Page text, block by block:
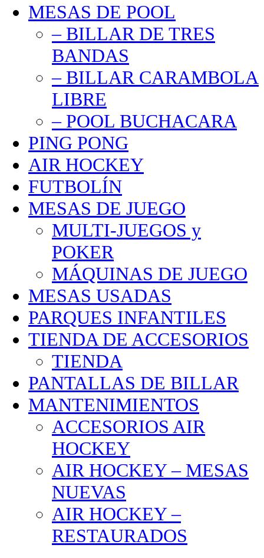
MESAS DE POOL
– BILLAR DE TRES
BANDAS
– BILLAR CARAMBOLA
LIBRE
– POOL BUCHACARA
PING PONG
AIR HOCKEY
FUTBOLÍN
MESAS DE JUEGO
MULTI-JUEGOS y
POKER
MÁQUINAS DE JUEGO
MESAS USADAS
PARQUES INFANTILES
TIENDA DE ACCESORIOS
TIENDA
PANTALLAS DE BILLAR
MANTENIMIENTOS
ACCESORIOS AIR
HOCKEY
AIR HOCKEY – MESAS
NUEVAS
AIR HOCKEY –
RESTAURADOS